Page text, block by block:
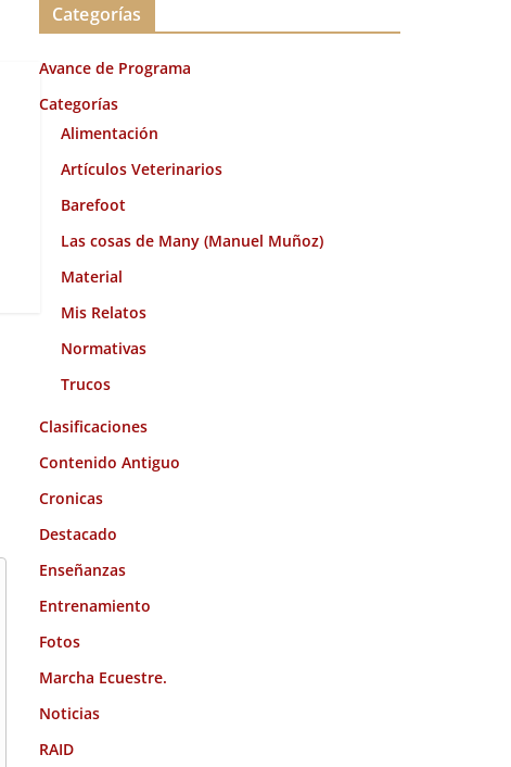
v
o
Categorías
Avance de Programa
Categorías
Alimentación
Artículos Veterinarios
Barefoot
Las cosas de Many (Manuel Muñoz)
Material
Mis Relatos
Normativas
Trucos
Clasificaciones
Contenido Antiguo
Cronicas
Destacado
Enseñanzas
Entrenamiento
Fotos
Marcha Ecuestre.
Noticias
RAID